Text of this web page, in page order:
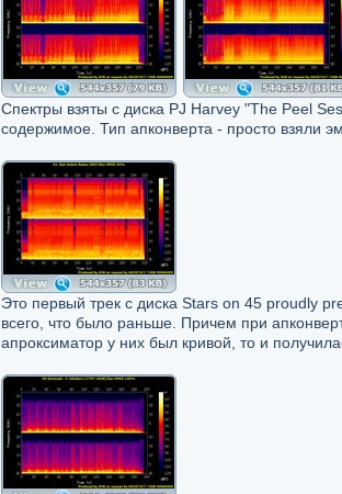
Спектры взяты с диска PJ Harvey "The Peel
содержимое. Тип апконверта - просто взяли
Это первый трек с диска Stars on 45 proudly
всего, что было раньше. Причем при
апроксиматор у них был кривой, то и